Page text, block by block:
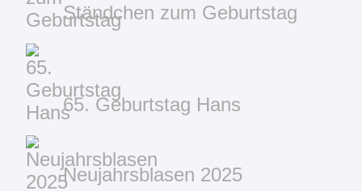
Ständchen zum Geburtstag
65. Geburtstag Hans
Neujahrsblasen 2025